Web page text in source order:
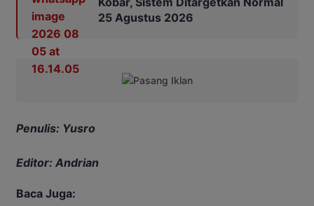
25 Agustus 2026
Penulis: Yusro
Editor: Andrian
Baca Juga: